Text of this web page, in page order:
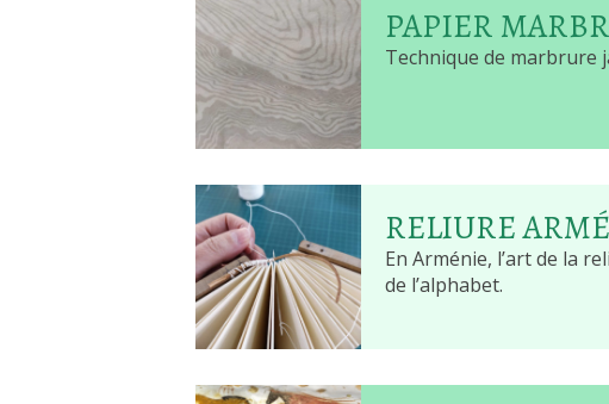
PAPIER
Technique de marbrure
RELIURE
En Arménie, l’art de la
de l’alphabet.